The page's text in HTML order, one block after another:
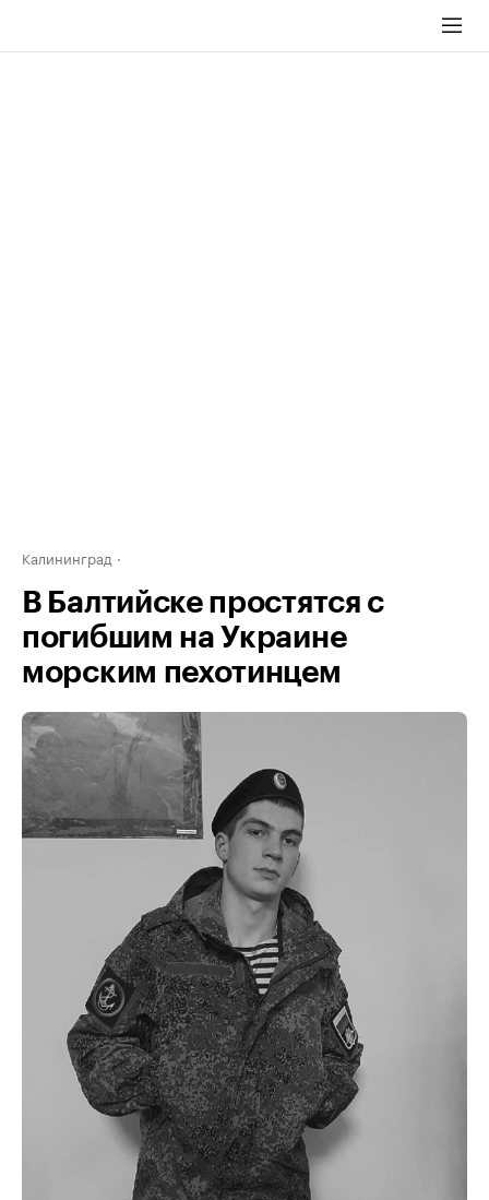
Калининград
В Балтийске простятся с
погибшим на Украине
морским пехотинцем